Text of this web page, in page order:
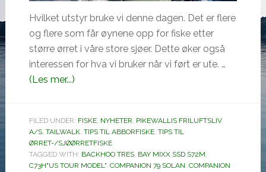
Hvilket utstyr bruke vi denne dagen. Det er flere
og flere som får øynene opp for fiske etter
større ørret i våre store sjøer. Dette øker også
interessen for hva vi bruker når vi ført er ute. …
(Les mer...)omØrretfiske
FILED UNDER: FISKE, NYHETER, PIKEWALLIS FRILUFTSLIV
A/S, TAILWALK, TIPS TIL ABBORFISKE, TIPS TIL
ØRRET-/SJØØRRETFISKE
TAGGED WITH: BACKHOO TRES, BAY MIXX SSD S72M,
C73H"US TOUR MODEL", COMPANION 79 SOLAN, COMPANION